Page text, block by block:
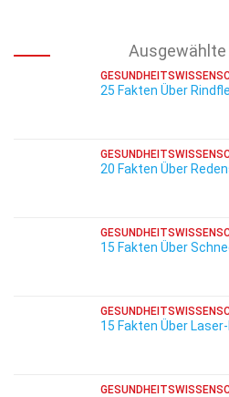
Ausgewählte
25 Fakten Über
20 Fakten Über
15 Fakten Über
15 Fakten Über